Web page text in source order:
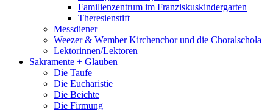
Familienzentrum im Franziskuskindergarten
Theresienstift
Messdiener
Weezer & Wember Kirchenchor und die Choralschola
Lektorinnen/Lektoren
Sakramente + Glauben
Die Taufe
Die Eucharistie
Die Beichte
Die Firmung